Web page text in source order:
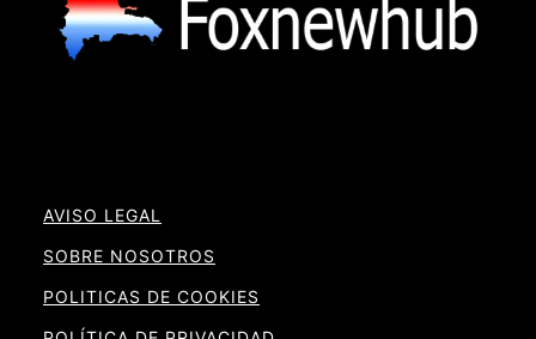
AVISO LEGAL
SOBRE NOSOTROS
POLITICAS DE COOKIES